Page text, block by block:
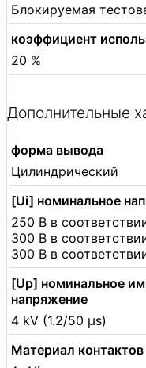
Блокируемая
коэффициент
20 %
Дополнительные
форма вывода
Цилиндрический
[Ui] номинальное
250 В в
300 В в
300 В в
[Up] номинальное
напряжение
4 kV (1.2/50 µs)
Материал контактов